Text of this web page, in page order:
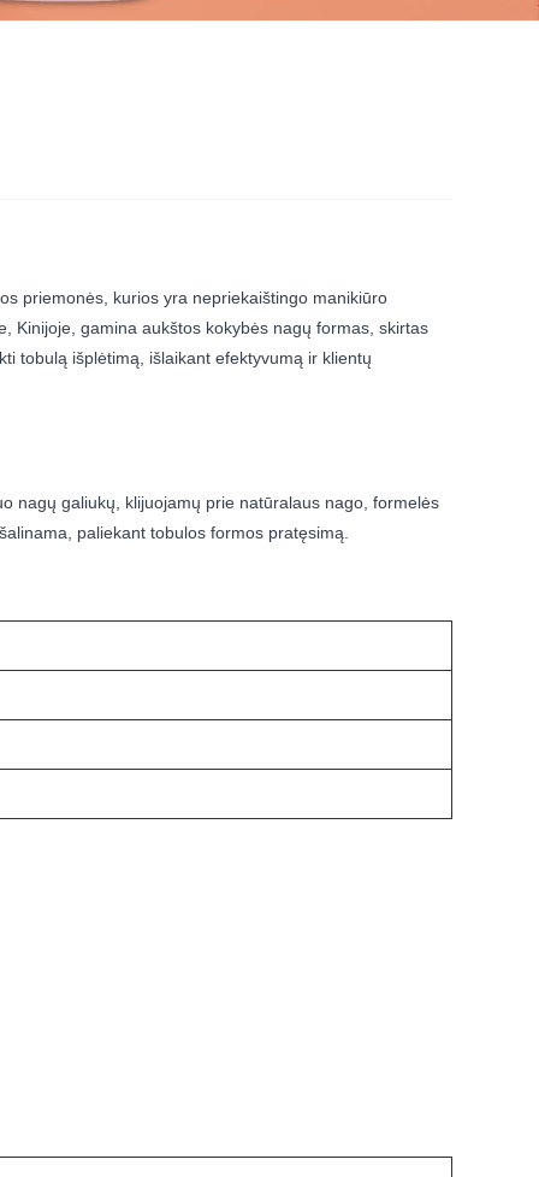
priemonės, kurios yra nepriekaištingo manikiūro
Kinijoje, gamina aukštos kokybės nagų formas, skirtas
tobulą išplėtimą, išlaikant efektyvumą ir klientų
nagų galiukų, klijuojamų prie natūralaus nago, formelės
paliekant tobulos formos pratęsimą.